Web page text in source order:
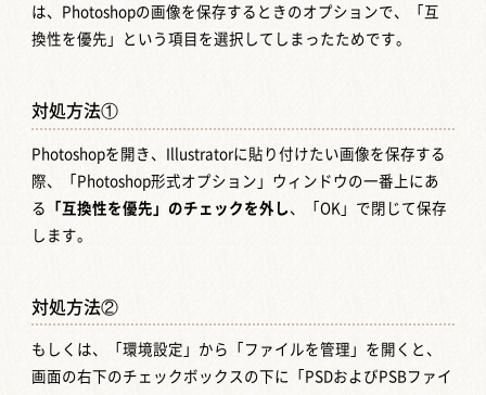
は、Photoshopの画像を保存するときのオプションで、「互
換性を優先」という項目を選択してしまったためです。
対処方法①
Photoshopを開き、Illustratorに貼り付けたい画像を保存する
際、「Photoshop形式オプション」ウィンドウの一番上にあ
る
「互換性を優先」のチェックを外し 、「OK」で閉じて保存
します。
対処方法②
もしくは、「環境設定」から「ファイルを管理」を開くと、
画面の右下のチェックボックスの下に「PSDおよびPSBファイ